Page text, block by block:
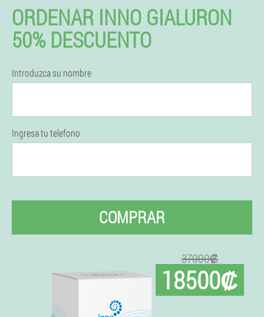
ORDENAR INNO GIALURON
50% DESCUENTO
Introduzca su nombre
Ingresa tu telefono
COMPRAR
37000₡
18500₡